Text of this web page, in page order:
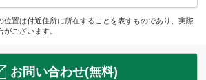
置は付近住所に所在することを表すものであり、実際
ございます。
お問い合わせ(無料)